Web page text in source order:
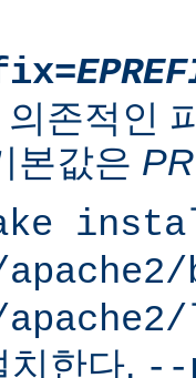
의존적인
본값은
치한다. --